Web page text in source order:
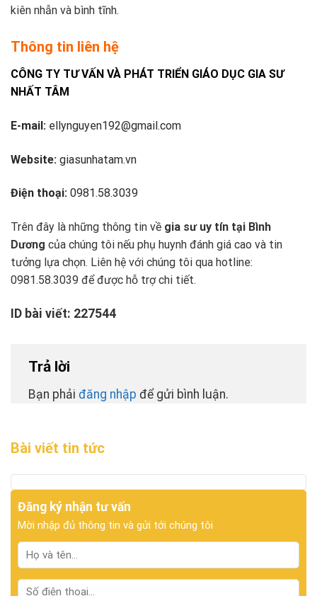
kiên nhẫn và bình tĩnh.
Thông tin liên hệ
CÔNG TY TƯ VẤN VÀ PHÁT TRIỂN GIÁO DỤC GIA SƯ
NHẤT TÂM
E-mail: ellynguyen192@gmail.com
Website: giasunhatam.vn
Điện thoại: 0981.58.3039
Trên đây là những thông tin về gia sư uy tín tại Bình
Dương của chúng tôi nếu phụ huynh đánh giá cao và tin
tưởng lựa chọn. Liên hệ với chúng tôi qua hotline:
0981.58.3039 để được hỗ trợ chi tiết.
ID bài viết: 227544
Trả lời
Bạn phải đăng nhập để gửi bình luận.
Bài viết tin tức
Đăng ký nhận tư vấn
Mời nhập đủ thông tin và gửi tới chúng tôi